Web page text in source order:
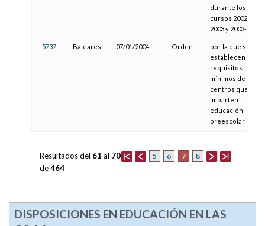
durante los
cursos 2002-
2003 y 2003-2004
5737 Baleares 07/01/2004 Orden
por la que se
establecen los
requisitos
mínimos de los
centros que
imparten
educación
preescolar
5 6 7 8
Resultados del 61 al 70
de464
DISPOSICIONES EN EDUCACIÓN EN LAS